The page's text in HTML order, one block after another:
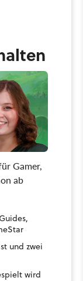
Gamer,
ab
und zwei
wird